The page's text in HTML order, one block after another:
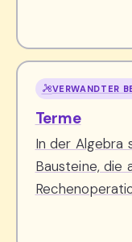
VERWANDTER
Terme
In der Algebra
Bausteine, die